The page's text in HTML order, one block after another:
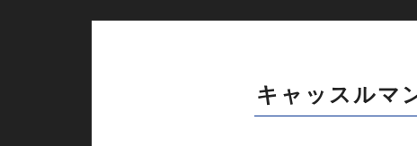
キャッスルマ